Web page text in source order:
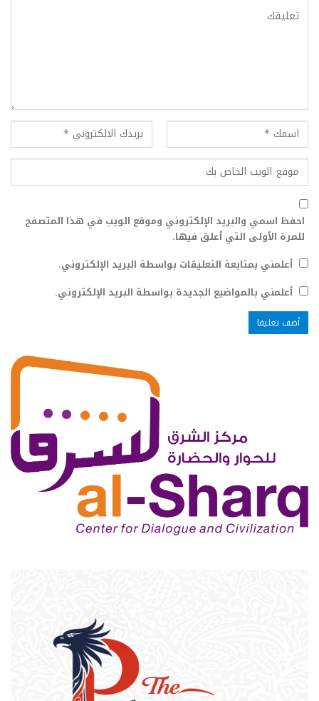
احفظ اسمي والبريد الإلكتروني وموقع الويب في هذا المتصفح
للمرة الأولى التي أعلق فيها.
أعلمني بمتابعة التعليقات بواسطة البريد الإلكتروني.
أعلمني بالمواضيع الجديدة بواسطة البريد الإلكتروني.